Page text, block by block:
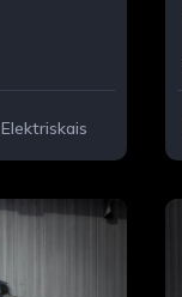
Elektriskais